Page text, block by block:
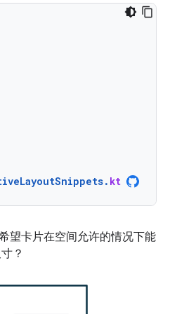
. kt
望卡片在空间允许的情况下能
？